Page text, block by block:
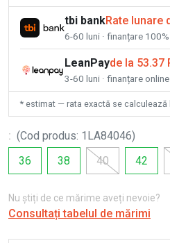
tbi bankRate lunare
6-60 luni · finanțare
LeanPayde la 53.37
3-60 luni · finanțare online
* estimat — rata exactă se calculează
: (Cod produs: 1LA84046)
36
38 40 42
Nu știți de ce mărime aveți nevoie?
Consultați tabelul de mărimi